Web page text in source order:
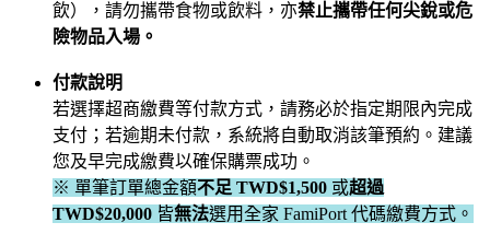
飲），請勿攜帶食物或飲料，亦禁止攜帶任何尖銳或危
險物品入場。
付款說明
若選擇超商繳費等付款方式，請務必於指定期限內完成
支付；若逾期未付款，系統將自動取消該筆預約。建議
您及早完成繳費以確保購票成功。
※ 單筆訂單總金額不足 TWD$1,500 或超過
TWD$20,000 皆無法選用全家 FamiPort 代碼繳費方式。